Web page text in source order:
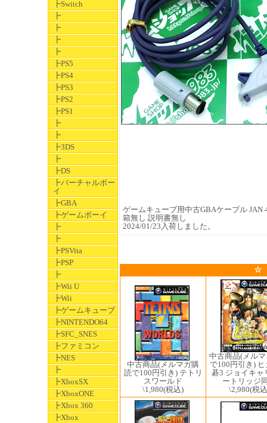
┣Switch
┣
┣
┣
┣
┣PS5
┣PS4
┣PS3
┣PS2
┣PS1
┣
┣
┣3DS
┣
┣DS
┣バーチャルボー
イ
┣GBA
┣ゲームボーイ
┣
┣
┣PSVita
┣PSP
┣
┣Wii U
┣Wii
┣ゲームキューブ
┣NINTENDO64
┣SFC_SNES
┣ファミコン
┣NES
┣
┣XboxSX
┣XboxONE
┣Xbox 360
┣Xbox
ゲームキューブ用中古GBAケーブル JAN
箱無し 説明書無し
2024/01/23入荷しました。
☆
中古商品(メルマガ購
読で100円引き) テトリ
スワールド
\1,980(税込)
中古商品(メル
で100円引き)
碁3 ジョイキャ
ートリッジ
\2,980(税